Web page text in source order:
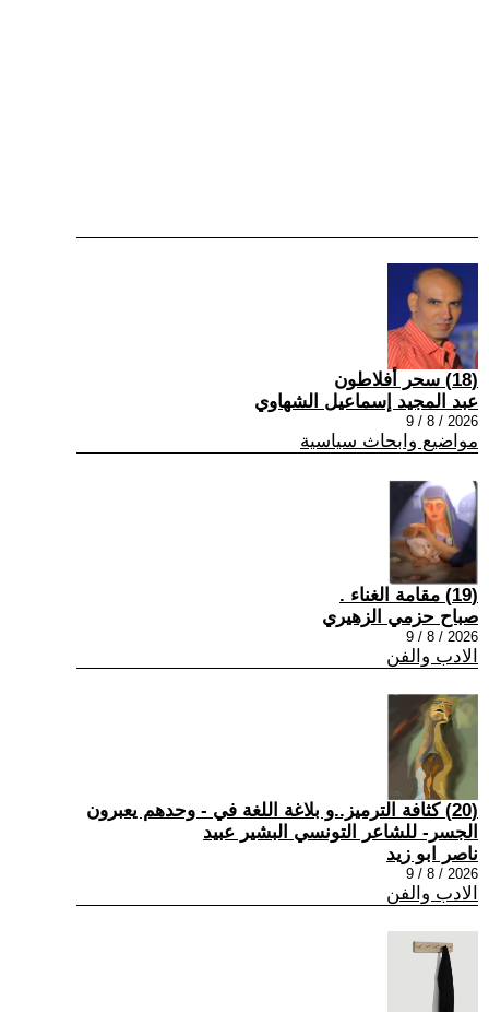
(18) سحر أفلاطون
عبد المجيد إسماعيل الشهاوي
2026 / 8 / 9
مواضيع وابحاث سياسية
(19) مقامة الغناء .
صباح حزمي الزهيري
2026 / 8 / 9
الادب والفن
(20) كثافة الترميز..و بلاغة اللغة في - وحدهم يعبرون
الجسر- للشاعر التونسي البشير عبيد
ناصر ابو زيد
2026 / 8 / 9
الادب والفن